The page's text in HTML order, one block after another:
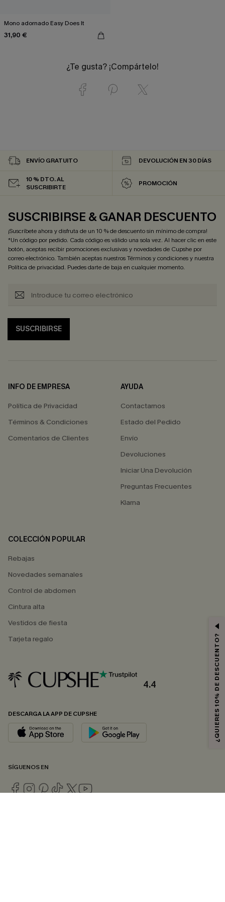
Mono adornado Easy Does It
31,90 €
¿Te gusta? ¡Compártelo!
ENVÍO GRATUITO DEVOLUCIÓN EN 30 DÍAS
10 % DTO. AL
SUSCRIBIRTE
PROMOCIÓN
SUSCRIBIRSE & GANAR DESCUENTO
¡Suscríbete ahora y disfruta de un 10 % de descuento sin mínimo de compra!
*Un código por pedido. Cada código es válido una sola vez. Al hacer clic en este
botón, aceptas recibir promociones exclusivas y novedades de Cupshe por
correo electrónico. También aceptas nuestrosTérminos y condicionesy nuestra
Política de privacidad. Puedes darte de baja en cualquier momento.
SUSCRIBIRSE
INFO DE EMPRESA
Política de Privacidad
Términos & Condiciones
Comentarios de Clientes
AYUDA
Contactarnos
Estado del Pedido
Envío
Devoluciones
Iniciar Una Devolución
Preguntas Frecuentes
Klarna
COLECCIÓN POPULAR
Rebajas
Novedades semanales
Control de abdomen
Cintura alta
Vestidos de fiesta
Tarjeta regalo
4.4
DESCARGA LA APP DE CUPSHE
SÍGUENOS EN
¿QUIERES 10% DE DESCUENTO?